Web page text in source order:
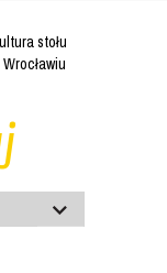
stołu